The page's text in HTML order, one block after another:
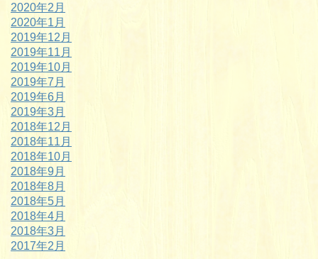
2020年2月
2020年1月
2019年12月
2019年11月
2019年10月
2019年7月
2019年6月
2019年3月
2018年12月
2018年11月
2018年10月
2018年9月
2018年8月
2018年5月
2018年4月
2018年3月
2017年2月